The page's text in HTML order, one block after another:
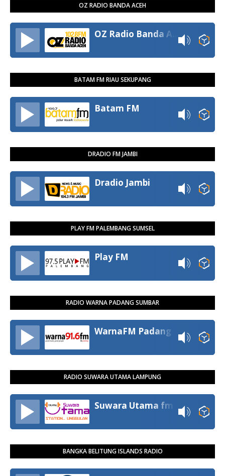
OZ RADIO BANDA ACEH
BATAM FM RIAU SEKUPANG
Batam FM
DRADIO FM JAMBI
Dradio Jambi
PLAY FM PALEMBANG SUMSEL
Play FM
RADIO WARNA PADANG SUMBAR
WarnaFM Padang
RADIO SUWARA UTAMA LAMPUNG
Suwara Utama fm
BANGKA BELITUNG ISLANDS RADIO